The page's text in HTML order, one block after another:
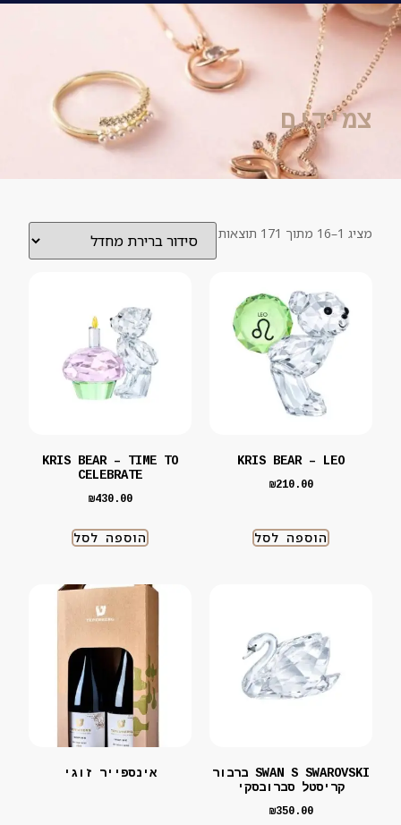
לפרטים ושאלות נוספות חייגו 054-9960909
ROYTMAN
צמידים
מציג 1–16 מתוך 171 תוצאות
KRIS BEAR – LEO
₪210.00
הוספה לסל
KRIS BEAR – TIME TO
CELEBRATE
₪430.00
הוספה לסל
SWAN S SWAROVSKI ברבור
קריסטל סברובסקי
₪350.00
אינספייר זוגי